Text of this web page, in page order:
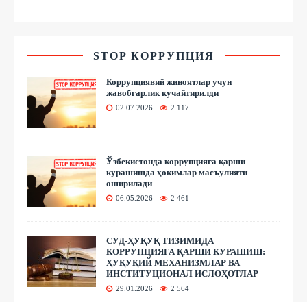
STOP КОРРУПЦИЯ
Коррупциявий жиноятлар учун
жавобгарлик кучайтирилди
02.07.2026 2 117
Ўзбекистонда коррупцияга қарши
курашишда ҳокимлар масъулияти
оширилади
06.05.2026 2 461
СУД-ҲУҚУҚ ТИЗИМИДА
КОРРУПЦИЯГА ҚАРШИ КУРАШИШ:
ҲУҚУҚИЙ МЕХАНИЗМЛАР ВА
ИНСТИТУЦИОНАЛ ИСЛОҲОТЛАР
29.01.2026 2 564